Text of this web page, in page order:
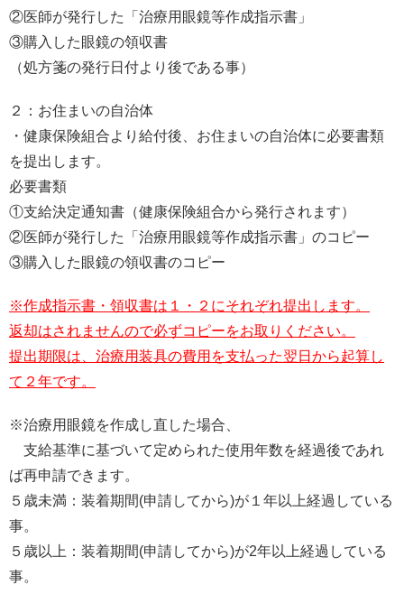
②医師が発行した「治療用眼鏡等作成指示書」
③購入した眼鏡の領収書
（処方箋の発行日付より後である事）
２：お住まいの自治体
・健康保険組合より給付後、お住まいの自治体に必要書類
を提出します。
必要書類
①支給決定通知書（健康保険組合から発行されます）
②医師が発行した「治療用眼鏡等作成指示書」のコピー
③購入した眼鏡の領収書のコピー
※作成指示書・領収書は１・２にそれぞれ提出します。
返却はされませんので必ずコピーをお取りください。
提出期限は、治療用装具の費用を支払った翌日から起算し
て２年です。
※治療用眼鏡を作成し直した場合、
支給基準に基づいて定められた使用年数を経過後であれ
ば再申請できます。
５歳未満：装着期間(申請してから)が１年以上経過している
事。
５歳以上：装着期間(申請してから)が2年以上経過している
事。